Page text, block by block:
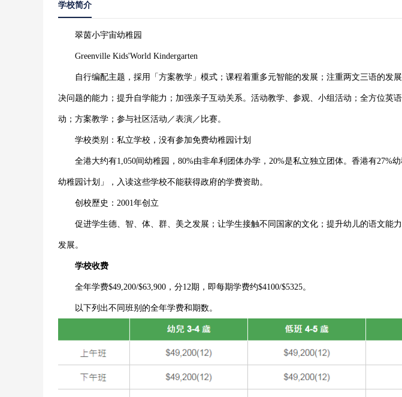
学校简介
翠茵小宇宙幼稚园
Greenville Kids'World Kindergarten
自行编配主题，採用「方案教学」模式；课程着重多元智能的发展；注重两文三语的发
决问题的能力；提升自学能力；加强亲子互动关系。活动教学、参观、小组活动；全方位英
动；方案教学；参与社区活动／表演／比赛。
学校类别：私立学校，没有参加免费幼稚园计划
全港大约有1,050间幼稚园，80%由非牟利团体办学，20%是私立独立团体。香港有27%
幼稚园计划」，入读这些学校不能获得政府的学费资助。
创校歷史：2001年创立
促进学生德、智、体、群、美之发展；让学生接触不同国家的文化；提升幼儿的语文能
发展。
学校收费
全年学费$49,200/$63,900，分12期，即每期学费约$4100/$5325。
以下列出不同班别的全年学费和期数。